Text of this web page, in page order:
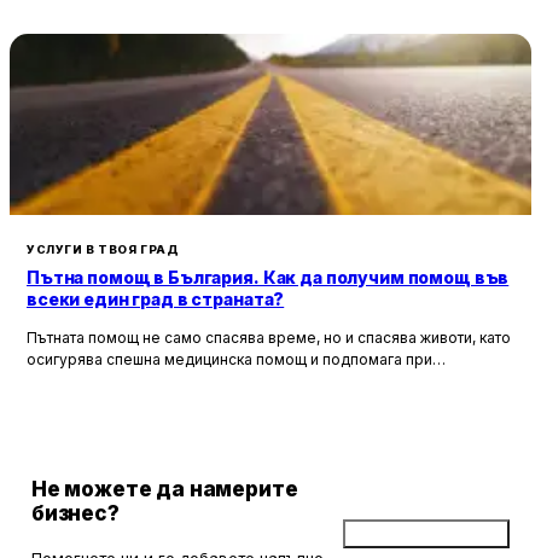
УСЛУГИ В ТВОЯ ГРАД
Пътна помощ в България. Как да получим помощ във
всеки един град в страната?
Пътната помощ не само спасява време, но и спасява животи, като
осигурява спешна медицинска помощ и подпомага при
Не можете да намерите
бизнес?